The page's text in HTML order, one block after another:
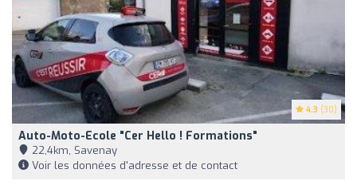
4.3 (30)
Auto-Moto-Ecole "Cer Hello ! Formations"
22,4km, Savenay
Voir les données d'adresse et de contact